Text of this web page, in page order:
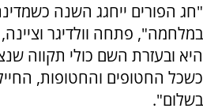
"חג הפורים ייחגג השנה
במלחמה", פתחה וולדיגר
היא ובעזרת השם כולי תקווה
כשכל החטופים והחטופות,
בשלום".